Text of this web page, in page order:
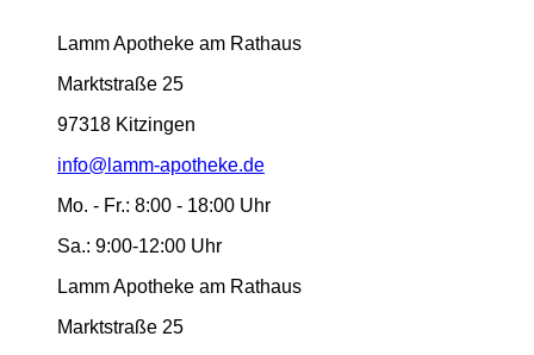
Lamm Apotheke am Rathaus
Marktstraße 25
97318 Kitzingen
info@lamm-apotheke.de
Mo. - Fr.: 8:00 - 18:00 Uhr
Sa.: 9:00-12:00 Uhr
Lamm Apotheke am Rathaus
Marktstraße 25